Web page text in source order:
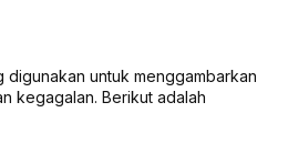
untuk menggambarkan
kegagalan. Berikut adalah